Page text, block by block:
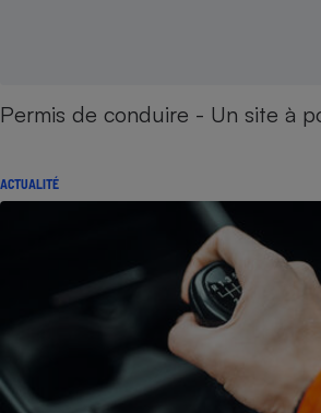
Permis de conduire - Un site à
ACTUALITÉ